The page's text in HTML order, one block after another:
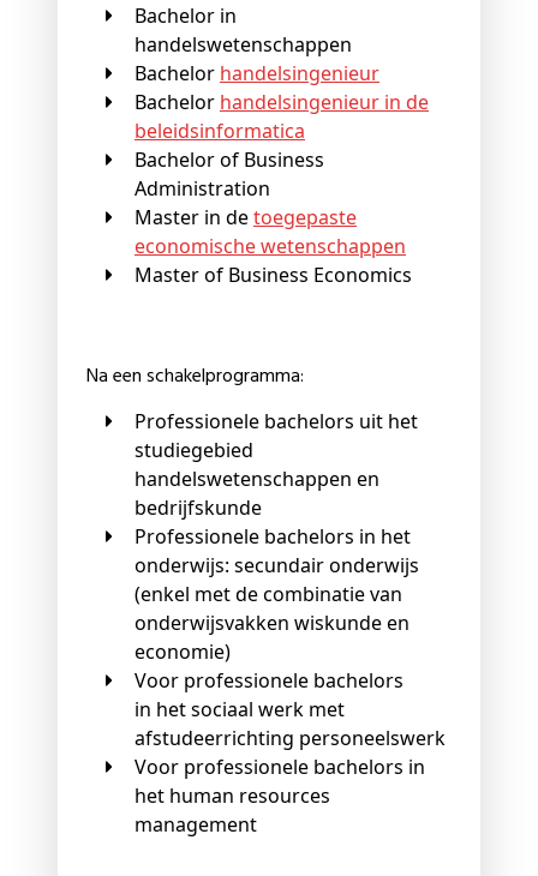
Bachelor in
handelswetenschappen
Bachelor handelsingenieur
Bachelor handelsingenieur in de
beleidsinformatica
Bachelor of Business
Administration
Master in detoegepaste
economische wetenschappen
Master of Business Economics
Na een schakelprogramma:
Professionele bachelors uit het
studiegebied
handelswetenschappen en
bedrijfskunde
Professionele bachelors in het
onderwijs: secundair onderwijs
(enkel met de combinatie van
onderwijsvakken wiskunde en
economie)
Voor professionele bachelors
in het sociaal werk met
afstudeerrichting personeelswerk
Voor professionele bachelors in
het human resources
management